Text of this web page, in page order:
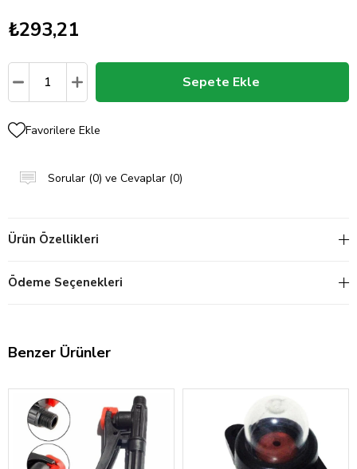
₺293,21
Favorilere Ekle
Sorular (0) ve Cevaplar (0)
Ürün Özellikleri
Ödeme Seçenekleri
Benzer Ürünler